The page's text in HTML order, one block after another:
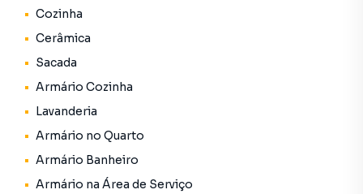
🏢 Andar alto
🔑 Imóvel ocupado pelo proprietário
✔ 2 dormitórios
✔ Cozinha
✔ Banheiro
✔ Lavanderia
✔ Sacada
Cozinha
Cerâmica
Sacada
Armário Cozinha
Lavanderia
Armário no Quarto
Armário Banheiro
Armário na Área de Serviço